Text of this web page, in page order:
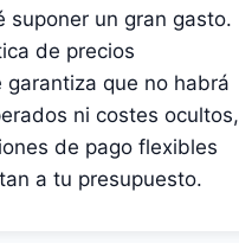
suponer un gran gasto.
de precios
garantiza que no habrá
ni costes ocultos,
de pago flexibles
a tu presupuesto.